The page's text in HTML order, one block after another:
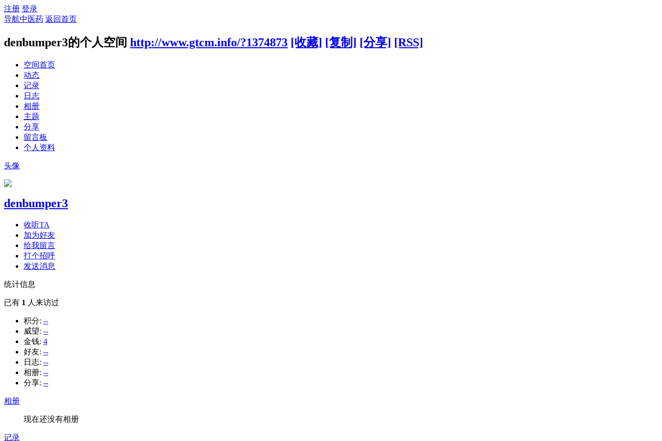
注册 登录
导航中医药 返回首页
denbumper3的个人空间 http://www.gtcm.info/?1374873 [收藏] [复制] [分享] [RSS]
空间首页
动态
记录
日志
相册
主题
分享
留言板
个人资料
头像
denbumper3
收听TA
加为好友
给我留言
打个招呼
发送消息
统计信息
已有 1 人来访过
积分: --
威望: --
金钱: 4
好友: --
日志: --
相册: --
分享: --
相册
现在还没有相册
记录